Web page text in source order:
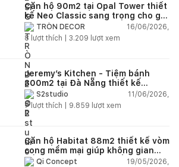
Căn hộ 90m2 tại Opal Tower thiết
kế Neo Classic sang trọng cho gia
đình trẻ
TRÒN DECOR
16/06/2026,
8 lượt thích | 3.209 lượt xem
Jeremy’s Kitchen - Tiệm bánh
300m2 tại Đà Nẵng thiết kế
phong cách công nghiệp hiện đại
ngập tràn ánh sáng tự nhiên
S2studio
11/06/2026,
7lượt thích | 9.859 lượt xem
Căn hộ Habitat 88m2 thiết kế vòm
cong mềm mại giúp không gian
sống hiện đại trở nên ấm áp hơn
Qi Concept
19/05/2026,